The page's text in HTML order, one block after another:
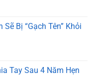
Bị “Gạch Tên” Khỏi
Tay Sau 4 Năm Hẹn